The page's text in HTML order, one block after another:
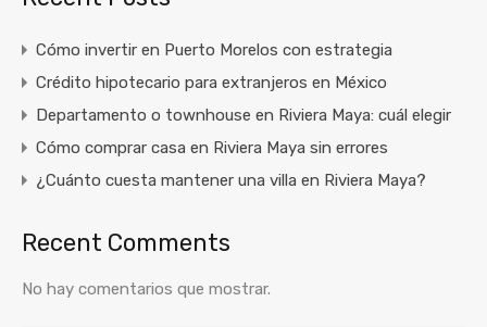
Cómo invertir en Puerto Morelos con estrategia
Crédito hipotecario para extranjeros en México
Departamento o townhouse en Riviera Maya: cuál elegir
Cómo comprar casa en Riviera Maya sin errores
¿Cuánto cuesta mantener una villa en Riviera Maya?
Recent Comments
No hay comentarios que mostrar.